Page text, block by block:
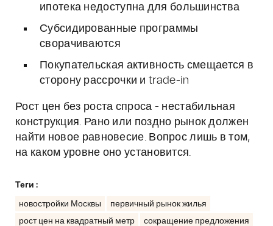
ипотека недоступна для большинства
Субсидированные программы
сворачиваются
Покупательская активность смещается в
сторону рассрочки и trade-in
Рост цен без роста спроса - нестабильная
конструкция. Рано или поздно рынок должен
найти новое равновесие. Вопрос лишь в том,
на каком уровне оно установится.
Теги :
новостройки Москвы
первичный рынок жилья
рост цен на квадратный метр
сокращение предложения